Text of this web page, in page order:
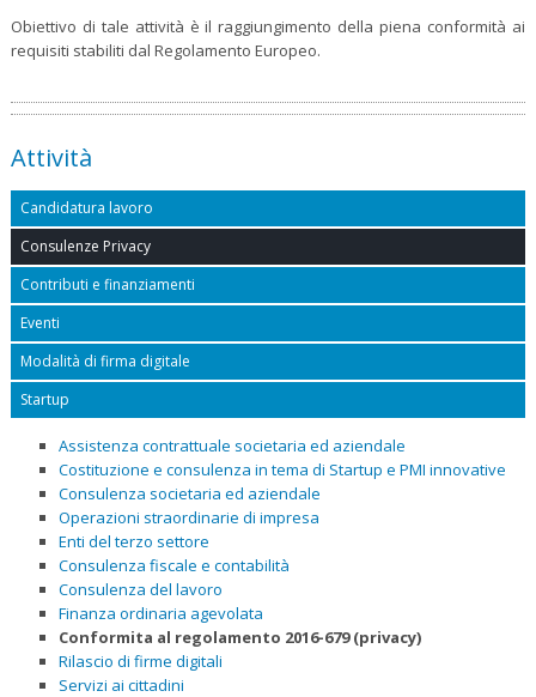
Obiettivo di tale attività è il raggiungimento della piena conformità ai
requisiti stabiliti dal Regolamento Europeo.
Attività
Candidatura lavoro
Consulenze Privacy
Contributi e finanziamenti
Eventi
Modalità di firma digitale
Startup
Assistenza contrattuale societaria ed aziendale
Costituzione e consulenza in tema di Startup e PMI innovative
Consulenza societaria ed aziendale
Operazioni straordinarie di impresa
Enti del terzo settore
Consulenza fiscale e contabilità
Consulenza del lavoro
Finanza ordinaria agevolata
Conformita al regolamento 2016-679 (privacy)
Rilascio di firme digitali
Servizi ai cittadini